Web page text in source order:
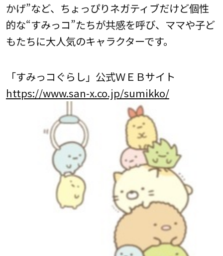
かげ”など、ちょっぴりネガティブだけど個性
的な“すみっコ”たちが共感を呼び、ママや子ど
もたちに大人気のキャラクターです。
「すみっコぐらし」公式ＷＥＢサイト
https://www.san-x.co.jp/sumikko/